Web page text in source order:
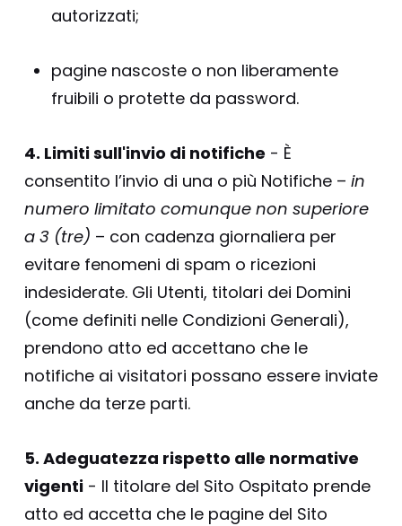
autorizzati;
pagine nascoste o non liberamente
fruibili o protette da password.
4. Limiti sull'invio di notifiche - È
consentito l’invio di una o più Notifiche – in
numero limitato comunque non superiore
a 3 (tre) – con cadenza giornaliera per
evitare fenomeni di spam o ricezioni
indesiderate. Gli Utenti, titolari dei Domini
(come definiti nelle Condizioni Generali),
prendono atto ed accettano che le
notifiche ai visitatori possano essere inviate
anche da terze parti.
5. Adeguatezza rispetto alle normative
vigenti- Il titolare del Sito Ospitato prende
atto ed accetta che le pagine del Sito